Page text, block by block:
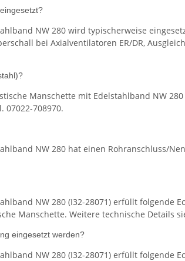
NW 280 wird typischerweise
bei Axialventilatoren ER/DR,
Manschette mit Edelstahlband NW
07022-708970.
NW 280 hat einen Rohranschluss/
NW 280 (I32-28071) erfüllt folgende
Manschette. Weitere technische Details
eingesetzt werden?
NW 280 (I32-28071) erfüllt folgende